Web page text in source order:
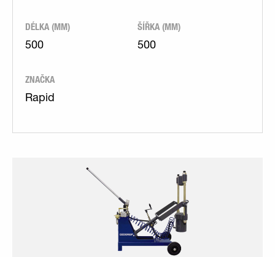
DÉLKA (MM)
500
ŠÍŘKA (MM)
500
ZNAČKA
Rapid